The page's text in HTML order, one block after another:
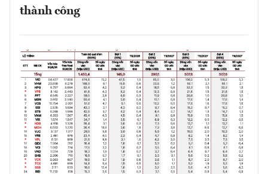
thành công